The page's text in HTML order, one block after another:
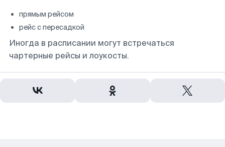
прямым рейсом
рейс с пересадкой
Иногда в расписании могут встречаться
чартерные рейсы и лоукосты.